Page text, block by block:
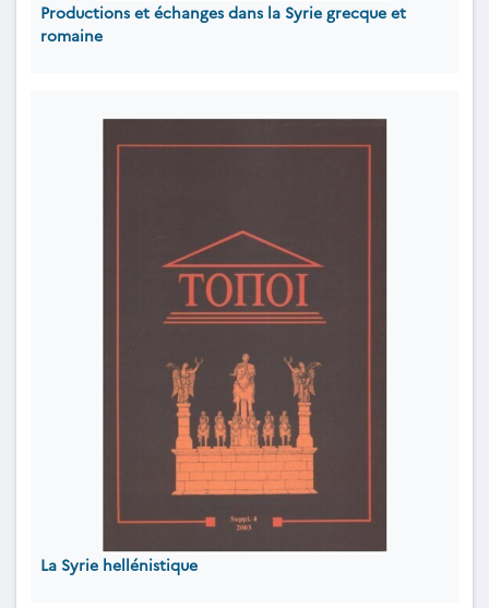
Productions et échanges dans la Syrie grecque et
romaine
La Syrie hellénistique